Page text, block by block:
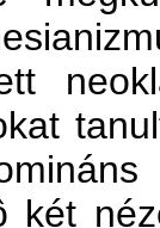
két